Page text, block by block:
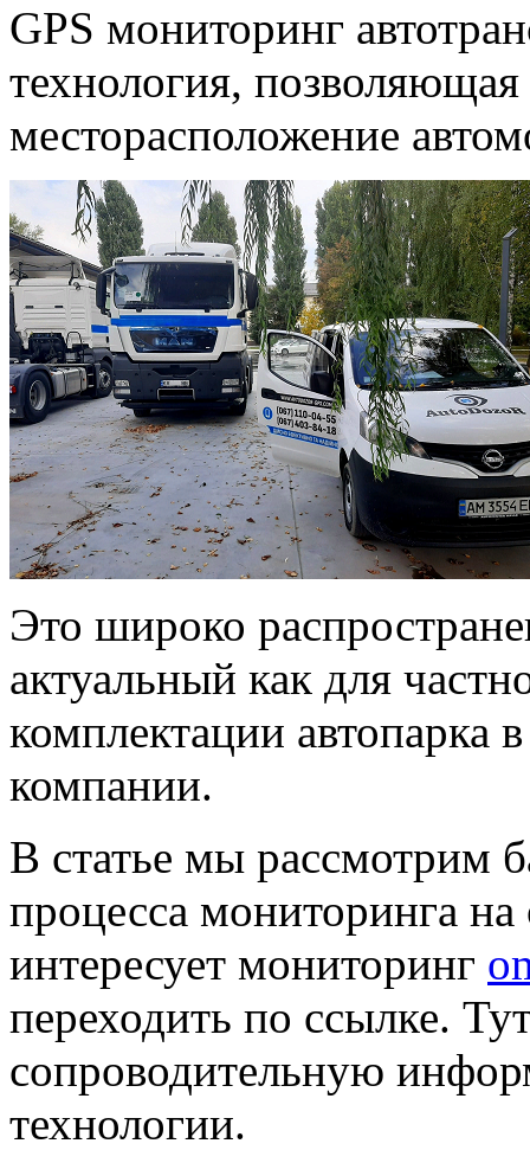
GPS мониторинг
технология,
месторасположение
Это широко
актуальный как для
комплектации автопарка
компании.
В статье мы рассмотрим
процесса мониторинга
интересует мониторинг
переходить по ссылке.
сопроводительную
технологии.